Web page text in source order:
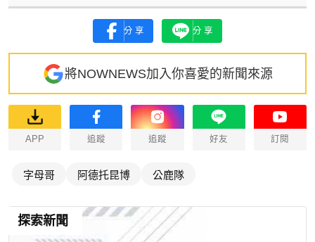
分享 分享
將NOWNEWS加入你喜愛的新聞來源
APP 追蹤 追蹤 好友 訂閱
字母哥 阿德托昆博 公鹿隊
探索新聞